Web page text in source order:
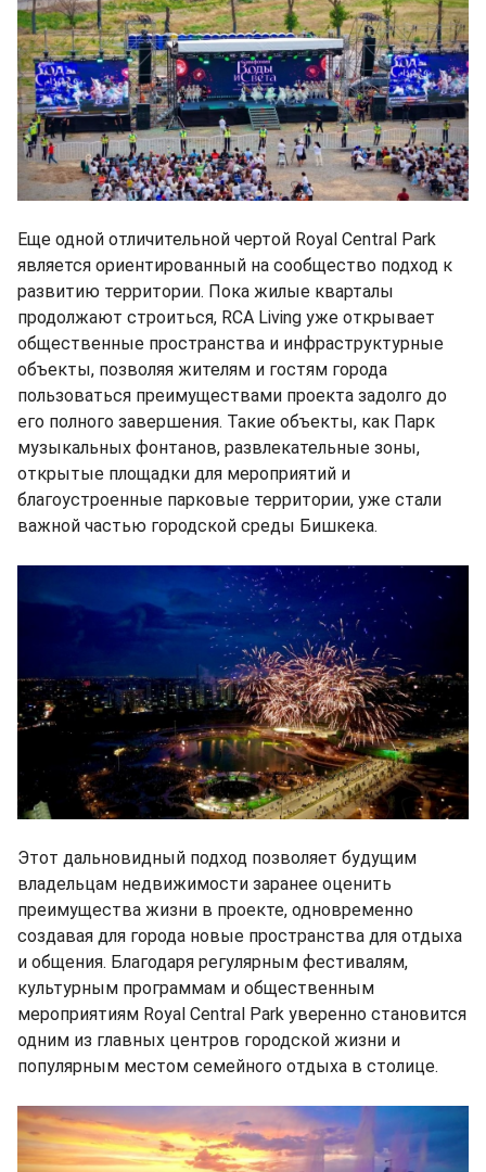
Еще одной отличительной чертой Royal Central Park
является ориентированный на сообщество подход к
развитию территории. Пока жилые кварталы
продолжают строиться, RCA Living уже открывает
общественные пространства и инфраструктурные
объекты, позволяя жителям и гостям города
пользоваться преимуществами проекта задолго до
его полного завершения. Такие объекты, как Парк
музыкальных фонтанов, развлекательные зоны,
открытые площадки для мероприятий и
благоустроенные парковые территории, уже стали
важной частью городской среды Бишкека.
Этот дальновидный подход позволяет будущим
владельцам недвижимости заранее оценить
преимущества жизни в проекте, одновременно
создавая для города новые пространства для отдыха
и общения. Благодаря регулярным фестивалям,
культурным программам и общественным
мероприятиям Royal Central Park уверенно становится
одним из главных центров городской жизни и
популярным местом семейного отдыха в столице.